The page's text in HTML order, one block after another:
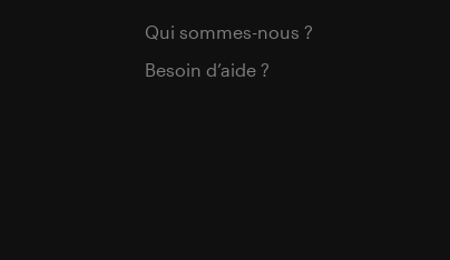
Qui sommes-nous ?
Besoin d’aide ?